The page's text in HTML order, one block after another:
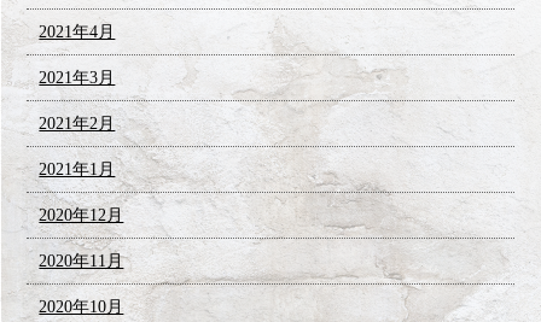
2021年4月
2021年3月
2021年2月
2021年1月
2020年12月
2020年11月
2020年10月